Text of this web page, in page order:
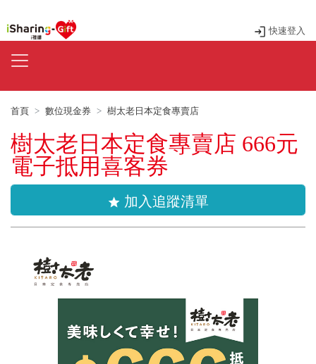
快速登入
首頁 數位現金券 樹太老日本定食專賣店
樹太老日本定食專賣店 666元
電子抵用喜客券
star 加入追蹤清單